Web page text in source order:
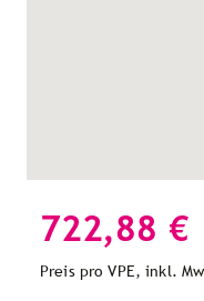
722,88 €
Preis pro VPE, inkl.